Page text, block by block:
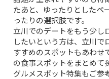
PICK
たあと、ゆったりとしたペ
ったりの選択肢です。
立川でのデートをもう少し
したいという方は、 立川で
すすめのスポットもあわせ
の食事スポットをまとめて
グルメスポット特集もご参